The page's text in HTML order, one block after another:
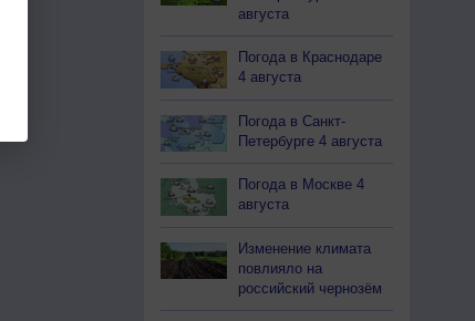
августа
Погода в Краснодаре
4 августа
Погода в Санкт-
Петербурге 4 августа
Погода в Москве 4
августа
Изменение климата
повлияло на
российский чернозём